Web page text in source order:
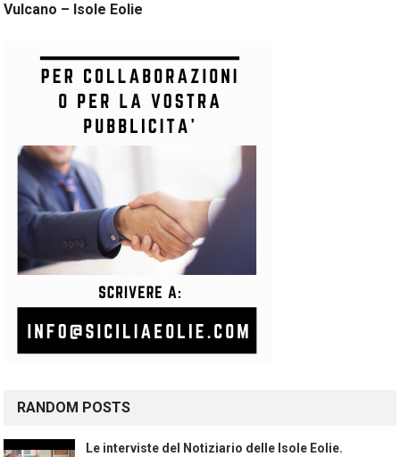
Vulcano – Isole Eolie
RANDOM POSTS
Le interviste del Notiziario delle Isole Eolie.